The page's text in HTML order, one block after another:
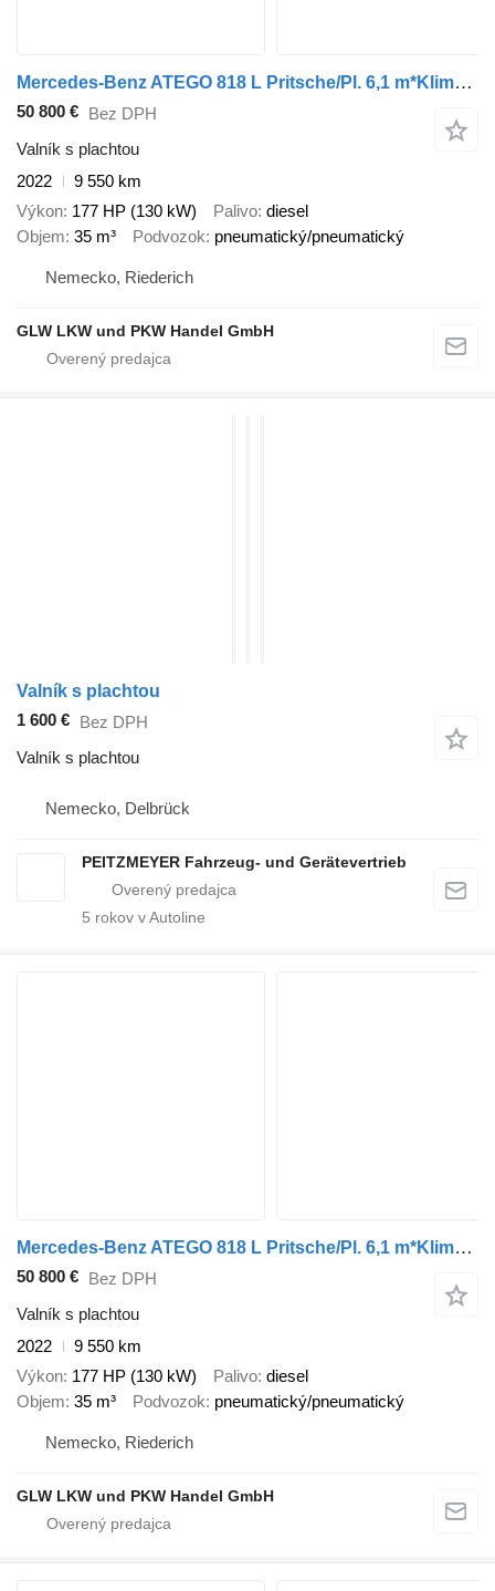
Mercedes-Benz ATEGO 818 L Pritsche/Pl. 6,1 m*Klima*Diff.-Sp
50 800 € Bez DPH
Valník s plachtou
2022
9 550 km
Výkon 177 HP (130 kW) Palivo diesel
Objem 35 m³ Podvozok pneumatický/pneumatický
Nemecko, Riederich
GLW LKW und PKW Handel GmbH
Valník s plachtou
1 600 € Bez DPH
Valník s plachtou
Nemecko, Delbrück
PEITZMEYER Fahrzeug- und Gerätevertrieb
5 rokov v Autoline
Mercedes-Benz ATEGO 818 L Pritsche/Pl. 6,1 m*Klima*Diff.-Sp
50 800 € Bez DPH
Valník s plachtou
2022
9 550 km
Výkon 177 HP (130 kW) Palivo diesel
Objem 35 m³ Podvozok pneumatický/pneumatický
Nemecko, Riederich
GLW LKW und PKW Handel GmbH